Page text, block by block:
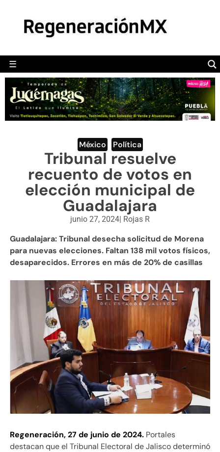
☰
POLÍTICA
CAMALEÓN
OPINIÓN
DEPORTES
ENGLISH SECTION
VIDEOS
México Política
Tribunal resuelve
recuento de votos en
elección municipal de
Guadalajara
junio 27, 2024| Rojas R
Guadalajara: Tribunal desecha solicitud de Morena
para nuevas elecciones. Faltan 138 mil votos físicos,
desaparecidos. Errores en más de 20% de casillas
Regeneración, 27 de junio de 2024. Portales
destacan que el Tribunal Electoral de Jalisco determinó